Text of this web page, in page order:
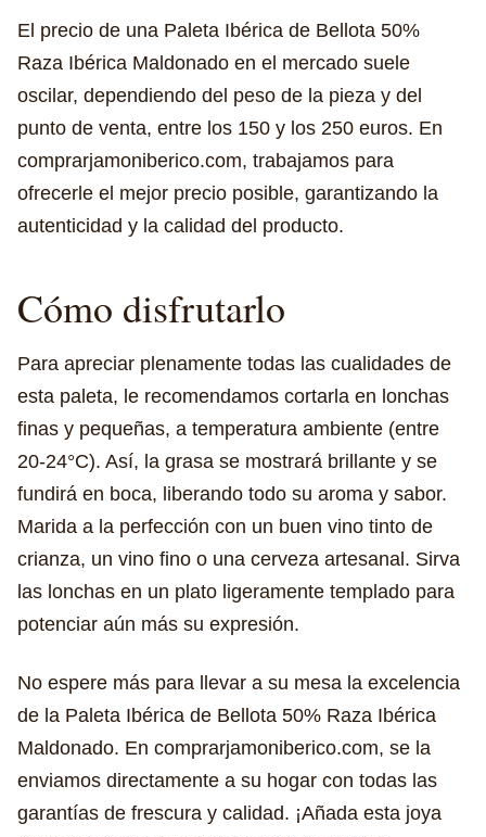
El precio de una Paleta Ibérica de Bellota 50%
Raza Ibérica Maldonado en el mercado suele
oscilar, dependiendo del peso de la pieza y del
punto de venta, entre los 150 y los 250 euros. En
comprarjamoniberico.com, trabajamos para
ofrecerle el mejor precio posible, garantizando la
autenticidad y la calidad del producto.
Cómo disfrutarlo
Para apreciar plenamente todas las cualidades de
esta paleta, le recomendamos cortarla en lonchas
finas y pequeñas, a temperatura ambiente (entre
20-24°C). Así, la grasa se mostrará brillante y se
fundirá en boca, liberando todo su aroma y sabor.
Marida a la perfección con un buen vino tinto de
crianza, un vino fino o una cerveza artesanal. Sirva
las lonchas en un plato ligeramente templado para
potenciar aún más su expresión.
No espere más para llevar a su mesa la excelencia
de la Paleta Ibérica de Bellota 50% Raza Ibérica
Maldonado. En comprarjamoniberico.com, se la
enviamos directamente a su hogar con todas las
garantías de frescura y calidad. ¡Añada esta joya